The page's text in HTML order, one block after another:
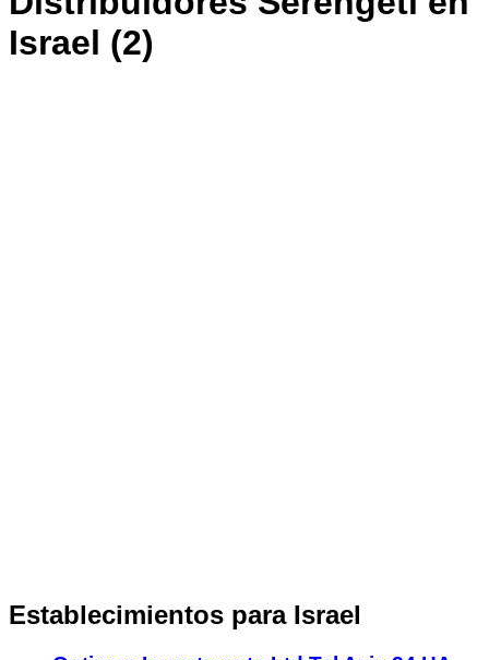
Israel (2)
Establecimientos para Israel